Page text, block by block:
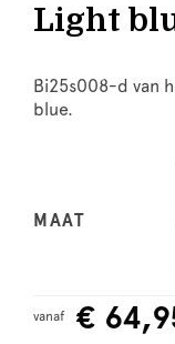
Light
Bi25s008-d van
blue.
MAAT
vanaf €